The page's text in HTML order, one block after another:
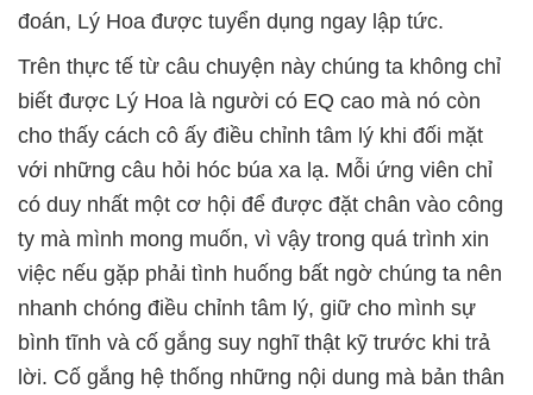
biết được Lý Hoa là người có EQ cao mà nó còn
cho thấy cách cô ấy điều chỉnh tâm lý khi đối mặt
với những câu hỏi hóc búa xa lạ. Mỗi ứng viên chỉ
có duy nhất một cơ hội để được đặt chân vào công
ty mà mình mong muốn, vì vậy trong quá trình xin
việc nếu gặp phải tình huống bất ngờ chúng ta nên
nhanh chóng điều chỉnh tâm lý, giữ cho mình sự
bình tĩnh và cố gắng suy nghĩ thật kỹ trước khi trả
lời. Cố gắng hệ thống những nội dung mà bản thân